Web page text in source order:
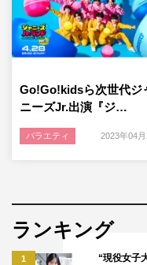
Go!Go!kidsら次世代ジ
ニーズJr.出演『ジ…
バラエティ 2023年04月
ランキング
1
“現役女子